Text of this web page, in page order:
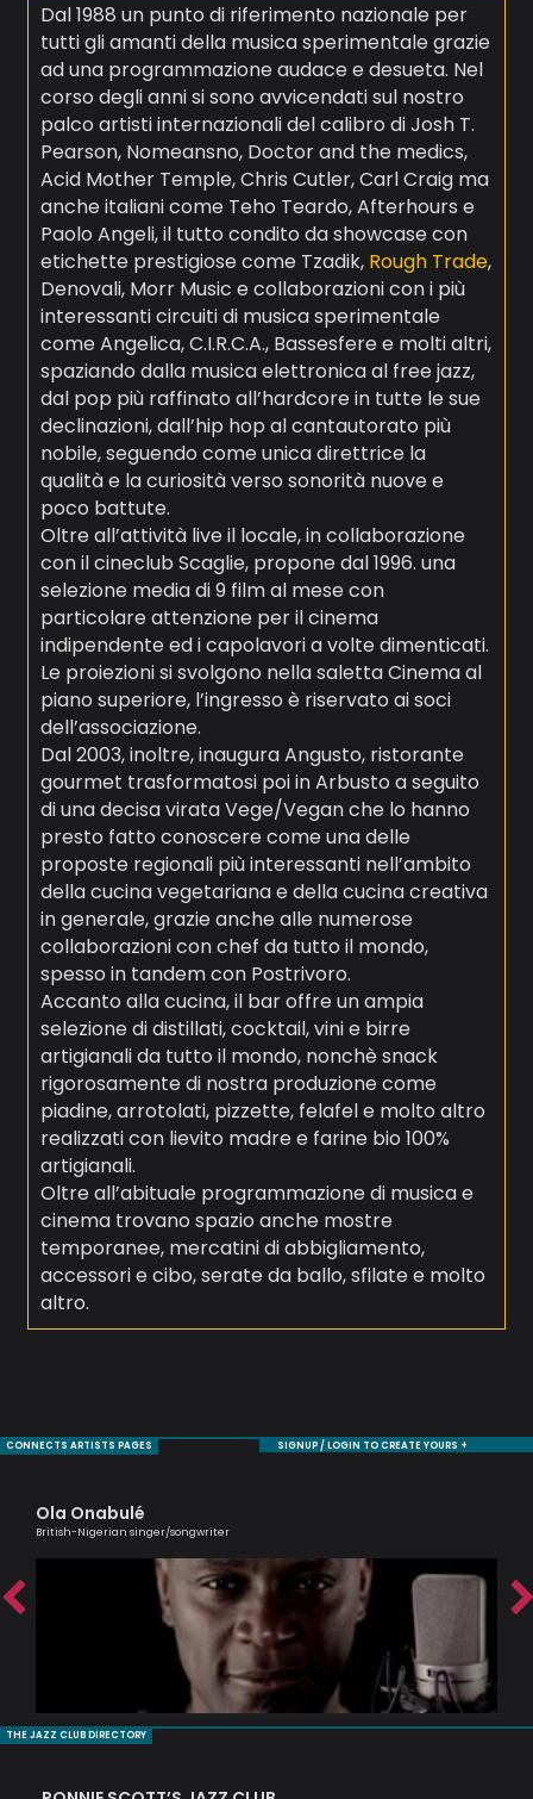
Dal 1988 un punto di riferimento nazionale per
tutti gli amanti della musica sperimentale grazie
ad una programmazione audace e desueta. Nel
corso degli anni si sono avvicendati sul nostro
palco artisti internazionali del calibro di Josh T.
Pearson, Nomeansno, Doctor and the medics,
Acid Mother Temple, Chris Cutler, Carl Craig ma
anche italiani come Teho Teardo, Afterhours e
Paolo Angeli, il tutto condito da showcase con
etichette prestigiose come Tzadik, Rough Trade,
Denovali, Morr Music e collaborazioni con i più
interessanti circuiti di musica sperimentale
come Angelica, C.I.R.C.A., Bassesfere e molti altri,
spaziando dalla musica elettronica al free jazz,
dal pop più raffinato all’hardcore in tutte le sue
declinazioni, dall’hip hop al cantautorato più
nobile, seguendo come unica direttrice la
qualità e la curiosità verso sonorità nuove e
poco battute.
Oltre all’attività live il locale, in collaborazione
con il cineclub Scaglie, propone dal 1996. una
selezione media di 9 film al mese con
particolare attenzione per il cinema
indipendente ed i capolavori a volte dimenticati.
Le proiezioni si svolgono nella saletta Cinema al
piano superiore, l’ingresso è riservato ai soci
dell’associazione.
Dal 2003, inoltre, inaugura Angusto, ristorante
gourmet trasformatosi poi in Arbusto a seguito
di una decisa virata Vege/Vegan che lo hanno
presto fatto conoscere come una delle
proposte regionali più interessanti nell’ambito
della cucina vegetariana e della cucina creativa
in generale, grazie anche alle numerose
collaborazioni con chef da tutto il mondo,
spesso in tandem con Postrivoro.
Accanto alla cucina, il bar offre un ampia
selezione di distillati, cocktail, vini e birre
artigianali da tutto il mondo, nonchè snack
rigorosamente di nostra produzione come
piadine, arrotolati, pizzette, felafel e molto altro
realizzati con lievito madre e farine bio 100%
artigianali.
Oltre all’abituale programmazione di musica e
cinema trovano spazio anche mostre
temporanee, mercatini di abbigliamento,
accessori e cibo, serate da ballo, sfilate e molto
altro.
CONNECTS ARTISTS PAGES SIGNUP / LOGIN TO CREATE YOURS +
Ola Onabulé
British-Nigerian singer/songwriter
THE JAZZ CLUB DIRECTORY